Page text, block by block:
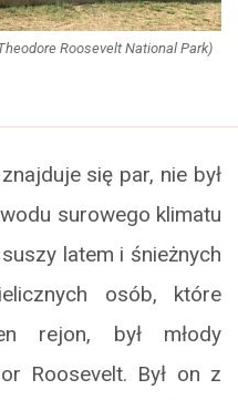
Roosevelt National Park)
się par, nie był
surowego klimatu
latem i śnieżnych
osób, które
rejon, był młody
Roosevelt. Był on z